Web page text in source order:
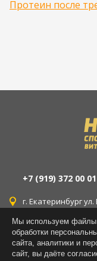
Протеин после
+7 (919) 372 00 01
г. Екатеринбург
г. Екатеринбург
г. Екатеринбург
Мы используем файлы
обработки
сайта, аналитики и
сайт, вы даёте